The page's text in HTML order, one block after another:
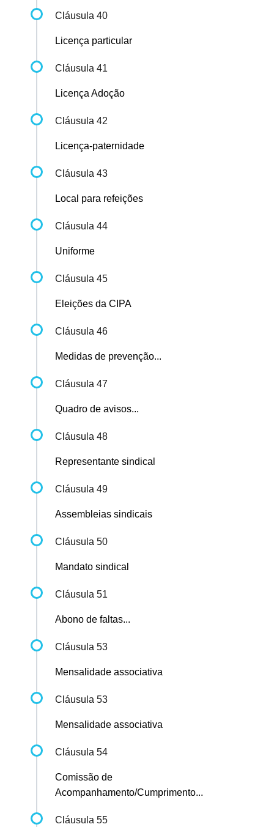
Cláusula 40
Licença particular
Cláusula 41
Licença Adoção
Cláusula 42
Licença-paternidade
Cláusula 43
Local para refeições
Cláusula 44
Uniforme
Cláusula 45
Eleições da CIPA
Cláusula 46
Medidas de prevenção...
Cláusula 47
Quadro de avisos...
Cláusula 48
Representante sindical
Cláusula 49
Assembleias sindicais
Cláusula 50
Mandato sindical
Cláusula 51
Abono de faltas...
Cláusula 53
Mensalidade associativa
Cláusula 53
Mensalidade associativa
Cláusula 54
Comissão de
Acompanhamento/Cumprimento...
Cláusula 55